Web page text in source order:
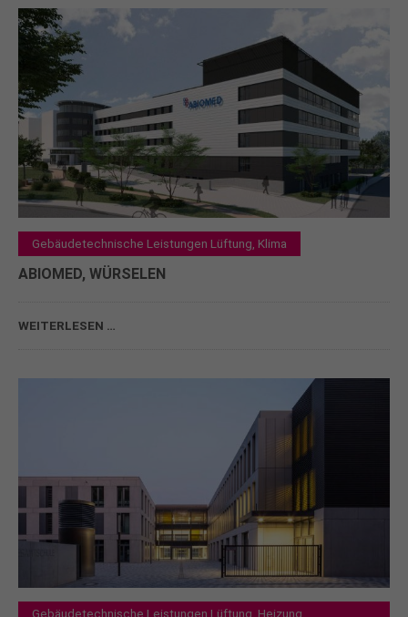
Gebäudetechnische Leistungen Lüftung, Klima
ABIOMED, WÜRSELEN
WEITERLESEN …
Gebäudetechnische Leistungen Lüftung, Heizung,